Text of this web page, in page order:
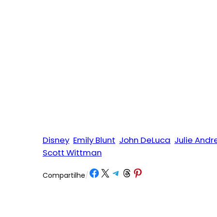
Disney Emily Blunt John DeLuca Julie
Scott Wittman
Compartilhe/ Share on Facebook
Share on X Share on Telegram
Share on Threads
Share on Pinterest